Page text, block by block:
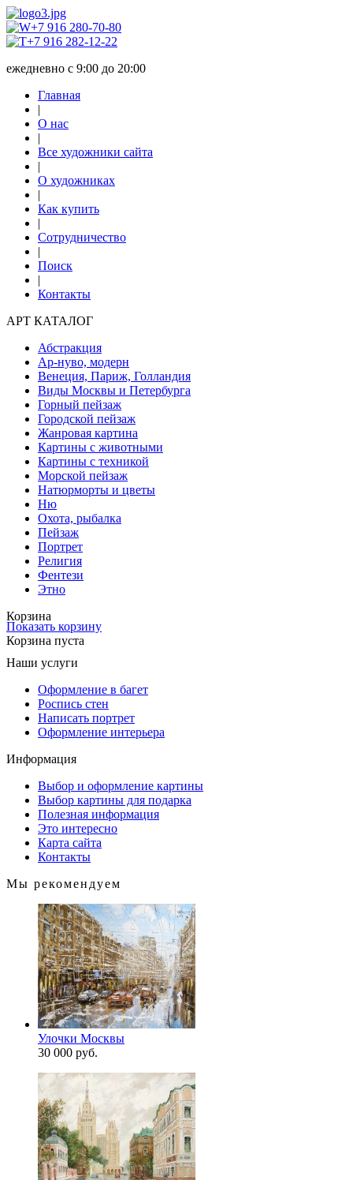
+7 916 280-70-80
+7 916 282-12-22
ежедневно с 9:00 до 20:00
Главная
|
О нас
|
Все художники сайта
|
О художниках
|
Как купить
|
Сотрудничество
|
Поиск
|
Контакты
АРТ КАТАЛОГ
Абстракция
Ар-нуво, модерн
Венеция, Париж, Голландия
Виды Москвы и Петербурга
Горный пейзаж
Городской пейзаж
Жанровая картина
Картины с животными
Картины с техникой
Морской пейзаж
Натюрморты и цветы
Ню
Охота, рыбалка
Пейзаж
Портрет
Религия
Фентези
Этно
Корзина
Показать корзину
Корзина пуста
Наши услуги
Оформление в багет
Роспись стен
Написать портрет
Оформление интерьера
Информация
Выбор и оформление картины
Выбор картины для подарка
Полезная информация
Это интересно
Карта сайта
Контакты
Мы рекомендуем
Улочки Москвы
30 000 руб.